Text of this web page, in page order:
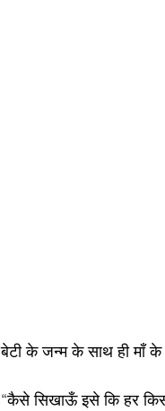
बेटी के जन्म के साथ ही माँ
“कैसे सिखाऊँ इसे कि हर